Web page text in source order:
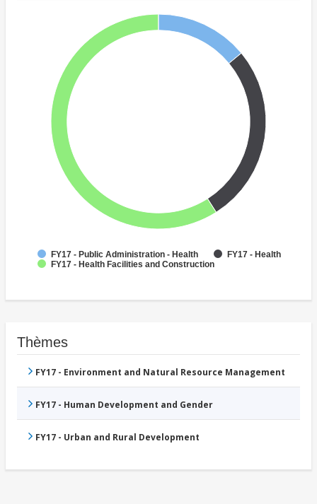
FY17 - Public Administration - Health
FY17 - Health
FY17 - Health Facilities and Construction
Thèmes
FY17 - Environment and Natural Resource Management
FY17 - Human Development and Gender
FY17 - Urban and Rural Development